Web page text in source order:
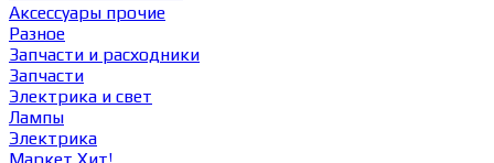
Аксессуары прочие
Разное
Запчасти и расходники
Запчасти
Электрика и свет
Лампы
Электрика